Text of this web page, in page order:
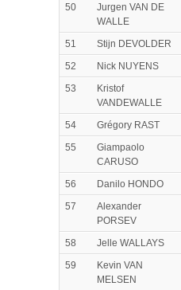
50
Jurgen VAN DE
WALLE
51 Stijn DEVOLDER
52
Nick NUYENS
53
Kristof
VANDEWALLE
54 Grégory RAST
55
Giampaolo
CARUSO
56 Danilo HONDO
57
Alexander
PORSEV
58 Jelle WALLAYS
59
Kevin VAN
MELSEN